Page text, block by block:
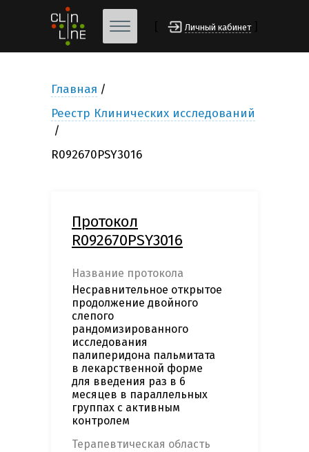
Личный кабинет
Главная
Реестр Клинических исследований
R092670PSY3016
Протокол
R092670PSY3016
Название протокола
Несравнительное открытое
продолжение двойного
слепого
рандомизированного
исследования
палиперидона пальмитата
в лекарственной форме
для введения раз в 6
месяцев в параллельных
группах с активным
контролем
Терапевтическая область